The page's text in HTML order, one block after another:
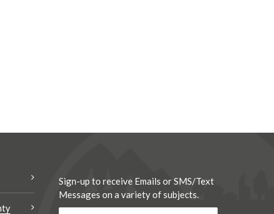
Sign-up to receive Emails or SMS/Text
Messages on a variety of subjects.